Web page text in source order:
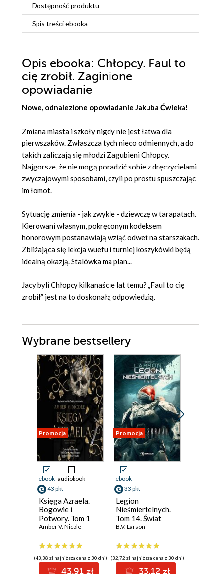
Dostępność produktu
Spis treściebooka
Opis ebooka: Chłopcy. Faul to
cię zrobił. Zaginione
opowiadanie
Nowe, odnalezione opowiadanie Jakuba Ćwieka!
Zmiana miasta i szkoły nigdy nie jest łatwa dla
pierwszaków. Zwłaszcza tych nieco odmiennych, a do
takich zaliczają się młodzi Zagubieni Chłopcy.
Najgorsze, że nie mogą poradzić sobie z dręczycielami
zwyczajowymi sposobami, czyli po prostu spuszczając
im łomot.
Sytuację zmienia - jak zwykle - dziewczę w tarapatach.
Kierowani własnym, pokręconym kodeksem
honorowym postanawiają wziąć odwet na starszakach.
Zbliżająca się lekcja wuefu i turniej koszykówki będą
idealną okazją. Stalówka ma plan...
Jacy byli Chłopcy kilkanaście lat temu? „Faul to cię
zrobił” jest na to doskonałą odpowiedzią.
Wybrane bestsellery
Promocja
ebook audiobook
43 pkt
Księga Azraela.
Bogowie i
Potwory. Tom 1
Amber V. Nicole
(43,38 zł najniższa cena z 30 dni)
43.91 zł
Promocja
ebook
33 pkt
Legion
Nieśmiertelnych.
Tom 14. Świat
Skraju
B.V. Larson
(32,72 zł najniższa cena z 30 dni)
33.12 zł